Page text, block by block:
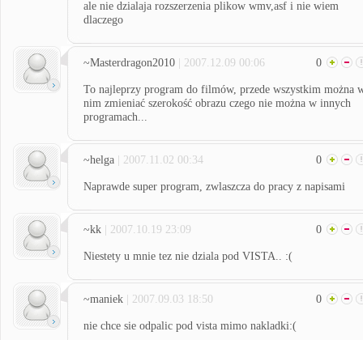
ale nie dzialaja rozszerzenia plikow wmv,asf i nie wiem
dlaczego
~Masterdragon2010 | 2007.12.09 00:06 0
To najleprzy program do filmów, przede wszystkim można
nim zmieniać szerokość obrazu czego nie można w innych
programach...
~helga | 2007.11.02 00:34 0
Naprawde super program, zwlaszcza do pracy z napisami
~kk | 2007.10.19 23:09 0
Niestety u mnie tez nie dziala pod VISTA.. :(
~maniek | 2007.09.03 18:50 0
nie chce sie odpalic pod vista mimo nakladki:(